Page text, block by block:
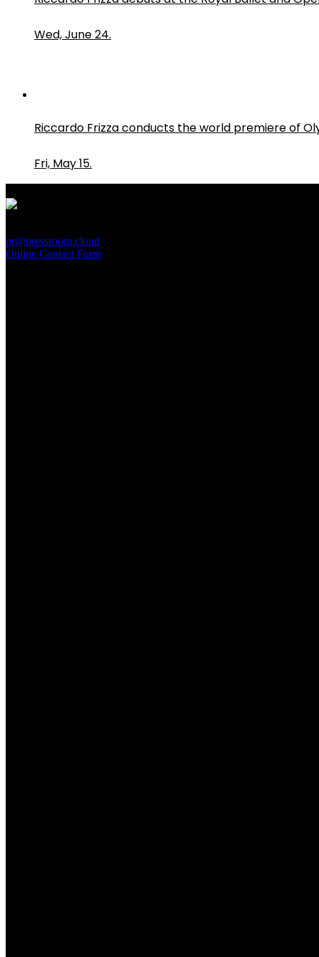
Wed, June 24.
Riccardo Frizza conducts the world premiere of
Fri, May 15.
pr@pressroom.cloud
Online Contact Form